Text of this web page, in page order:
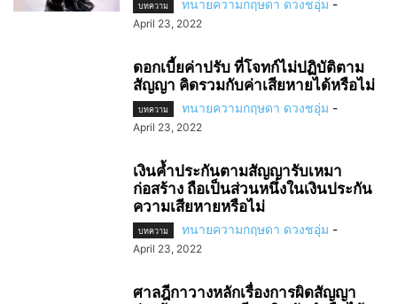
บทความ ทนายความกฤษดา ดวงชอุ่ม -
April 23, 2022
ดอกเบี้ยค่าปรับ ที่โจทก์ไม่ปฏิบัติตาม
สัญญา คิดรวมกับค่าเสียหายได้หรือไม่
บทความ ทนายความกฤษดา ดวงชอุ่ม -
April 23, 2022
เงินค้ำประกันตามสัญญารับเหมา
ก่อสร้าง ถือเป็นส่วนหนึ่งในเงินประกัน
ความเสียหายหรือไม่
บทความ ทนายความกฤษดา ดวงชอุ่ม -
April 23, 2022
ศาลฎีกาวางหลักเรื่องการผิดสัญญา